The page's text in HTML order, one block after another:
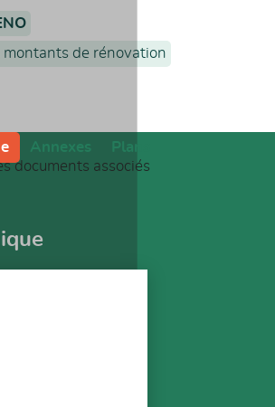
montants de rénovation
documents associés
Annexes Plans